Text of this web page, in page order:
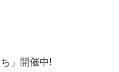
」開催中!